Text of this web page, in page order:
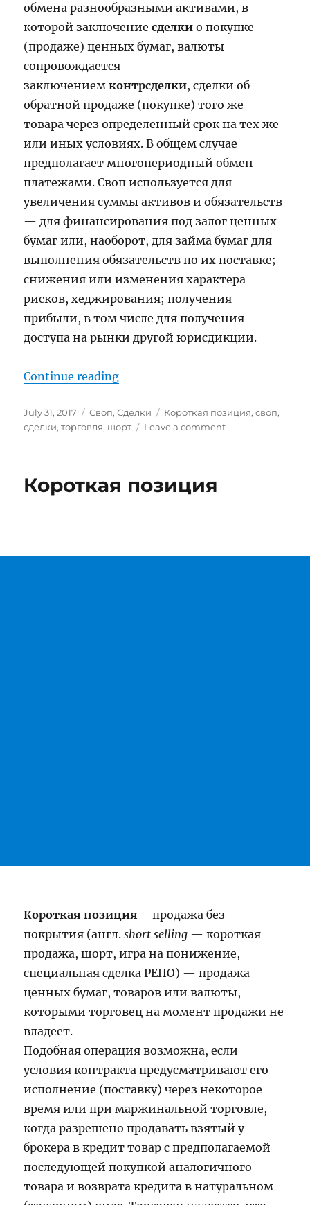
обмена разнообразными активами, в
которой заключениесделки о покупке
(продаже) ценных бумаг, валюты
сопровождается
заключениемконтрсделки, сделки об
обратной продаже (покупке) того же
товара через определенный срок на тех же
или иных условиях. В общем случае
предполагает многопериодный обмен
платежами. Своп используется для
увеличения суммы активов и обязательств
— для финансирования под залог ценных
бумаг или, наоборот, для займа бумаг для
выполнения обязательств по их поставке;
снижения или изменения характера
рисков, хеджирования; получения
прибыли, в том числе для получения
доступа на рынки другой юрисдикции.
Continue reading“СВОП”
Posted
on
July 31, 2017 Categories
Своп,Сделки Tags
Короткая позиция,своп,
сделки,торговля, шорт Leave a commenton
Короткая позиция
Короткая позиция – продажа без
покрытия (англ.short selling — короткая
продажа, шорт, игра на понижение,
специальная сделка РЕПО) — продажа
ценных бумаг, товаров или валюты,
которыми торговец на момент продажи не
владеет.
Подобная операция возможна, если
условия контракта предусматривают его
исполнение (поставку) через некоторое
время или при маржинальной торговле,
когда разрешено продавать взятый у
брокера в кредит товар с предполагаемой
последующей покупкой аналогичного
товара и возврата кредита в натуральном